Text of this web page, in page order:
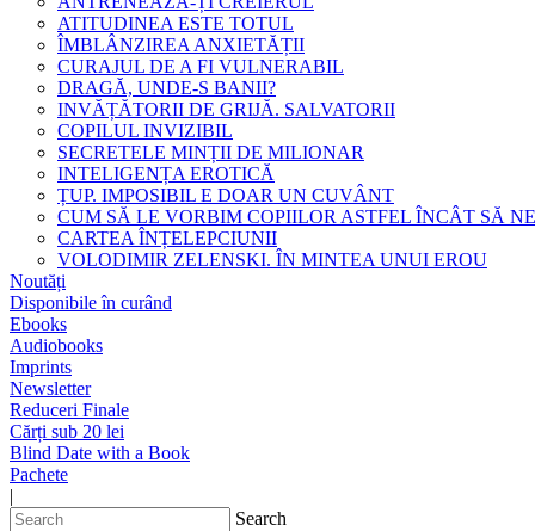
ATITUDINEA ESTE TOTUL
ÎMBLÂNZIREA ANXIETĂȚII
CURAJUL DE A FI VULNERABIL
DRAGĂ, UNDE-S BANII?
INVĂȚĂTORII DE GRIJĂ. SALVATORII
COPILUL INVIZIBIL
SECRETELE MINȚII DE MILIONAR
INTELIGENȚA EROTICĂ
ȚUP. IMPOSIBIL E DOAR UN CUVÂNT
CUM SĂ LE VORBIM COPIILOR ASTFEL ÎNCÂT SĂ
CARTEA ÎNȚELEPCIUNII
VOLODIMIR ZELENSKI. ÎN MINTEA UNUI EROU
Noutăți
Disponibile în curând
Ebooks
Audiobooks
Imprints
Newsletter
Reduceri Finale
Cărți sub 20 lei
Blind Date with a Book
Pachete
|
Search